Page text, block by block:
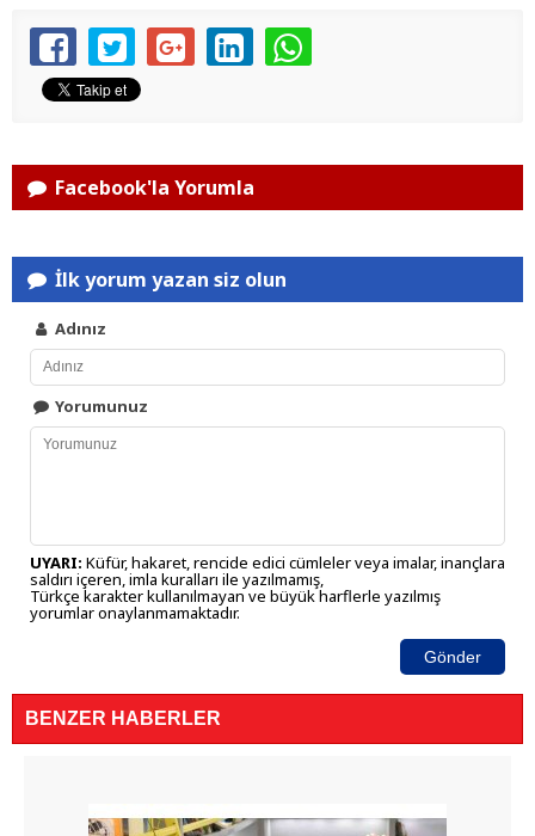
Facebook'la Yorumla
İlk yorum yazan siz olun
Adınız
Yorumunuz
UYARI: Küfür, hakaret, rencide edici cümleler veya imalar, inançlara
saldırı içeren, imla kuralları ile yazılmamış,
Türkçe karakter kullanılmayan ve büyük harflerle yazılmış
yorumlar onaylanmamaktadır.
Gönder
BENZER HABERLER